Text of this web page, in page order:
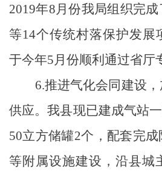
2019年8 月份我局组织完
等14个传统村落保护发展
于今年5 月份顺利通过省厅
6.推进气化会同建设
供应。我县现已建成气站
50立方储罐2个，配套完
等附属设施建设，沿县城